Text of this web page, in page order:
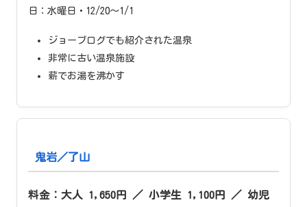
日：水曜日・12/20〜1/1
ジョーブログでも紹介された温泉
非常に古い温泉施設
薪でお湯を沸かす
鬼岩／了山
料金：大人 1,650円 ／ 小学生 1,100円 ／ 幼児